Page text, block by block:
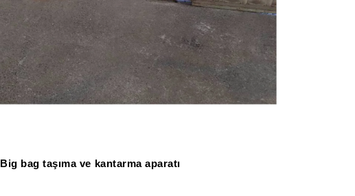
Big bag taşıma ve kantarma aparatı